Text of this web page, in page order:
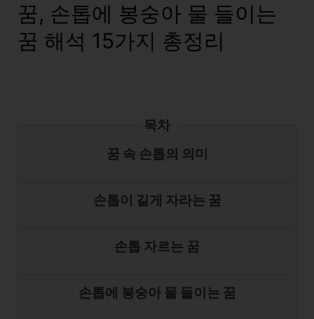
꿈, 손톱에 봉숭아 물 들이는
꿈 해석 15가지 총정리
목차
꿈 속 손톱의 의미
손톱이 길게 자라는 꿈
손톱 자르는 꿈
손톱에 봉숭아 물 들이는 꿈